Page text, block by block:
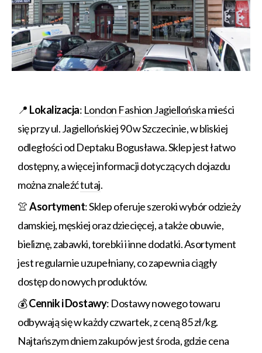
📍 Lokalizacja: London Fashion Jagiellońskamieści
się przy ul. Jagiellońskiej 90 w Szczecinie, w bliskiej
odległości od Deptaku Bogusława. Sklep jest łatwo
dostępny, a więcej informacji dotyczących dojazdu
można znaleźćtutaj.
👚Asortyment: Sklep oferuje szeroki wybór odzieży
damskiej, męskiej oraz dziecięcej, a także obuwie,
bieliznę, zabawki, torebki i inne dodatki. Asortyment
jest regularnie uzupełniany, co zapewnia ciągły
dostęp do nowych produktów.
💰Cennik i Dostawy: Dostawy nowego towaru
odbywają się w każdy czwartek, z ceną 85 zł/kg.
Najtańszym dniem zakupów jest środa, gdzie cena